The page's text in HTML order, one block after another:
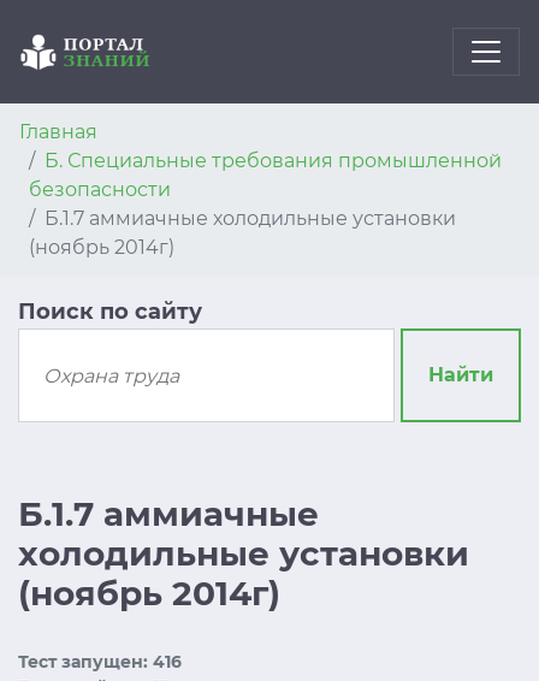
Главная
Б. Специальные требования промышленной
безопасности
Б.1.7 аммиачные холодильные установки
(ноябрь 2014г)
Поиск по сайту
Найти
Б.1.7 аммиачные
холодильные установки
(ноябрь 2014г)
Тест запущен: 416